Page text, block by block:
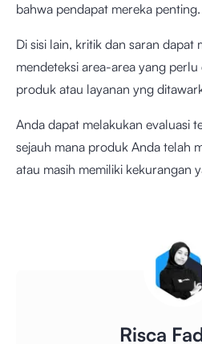
bahwa pendapat mereka penting.
Di sisi lain, kritik dan saran dapat
mendeteksi area-area yang
produk atau layanan yng
Anda dapat melakukan evaluasi
sejauh mana produk Anda telah
atau masih memiliki kekurangan
Risca